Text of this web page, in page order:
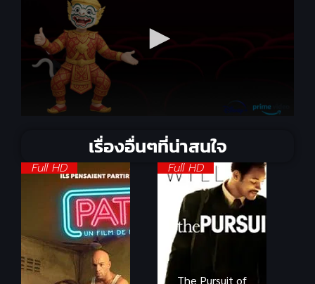
เรื่องอื่นๆที่น่าสนใจ
Full HD Full HD
The Pursuit of